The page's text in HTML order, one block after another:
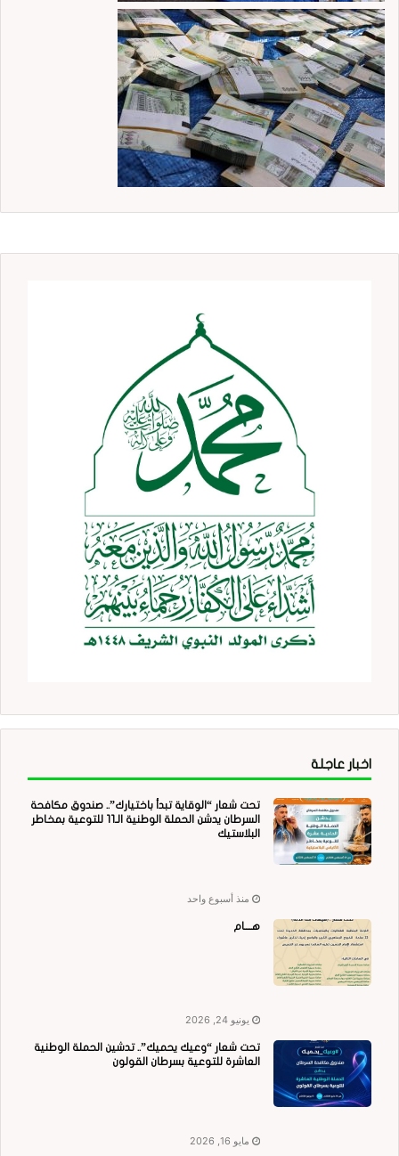
اخبار عاجلة
تحت شعار “الوقاية تبدأ باختيارك”.. صندوق مكافحة
السرطان يدشن الحملة الوطنية الـ11 للتوعية بمخاطر
البلاستيك
منذ أسبوع واحد
هــــام
يونيو 24, 2026
تحت شعار “وعيك يحميك”.. تدشين الحملة الوطنية
العاشرة للتوعية بسرطان القولون
مايو 16, 2026